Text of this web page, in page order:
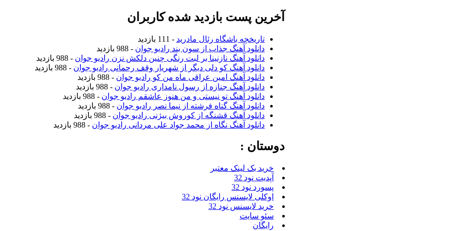
آخرین پست بازدید شده کاربران
تاریخچه باشگاه رئال مادرید - 111 بازدید
دانلود آهنگ جذاب از سون بند رادیو جوان - 988 بازدید
دانلود آهنگ نازنینا بر لبت رنگی چنین دلکش نزن رادیو جوان - 988 بازدید
دانلود آهنگ کو دلی دیگر از شهریار وقف رحمانی رادیو جوان - 988 بازدید
دانلود آهنگ امین عراقی ماه من کو رادیو جوان - 988 بازدید
دانلود آهنگ جنازه از رسول نامداری رادیو جوان - 988 بازدید
دانلود آهنگ تو نیستی و من هنوز عاشقم رادیو جوان - 988 بازدید
دانلود آهنگ گناه فرشته از نیما نصر رادیو جوان - 988 بازدید
دانلود آهنگ قشنگه از کوروش بیژنی رادیو جوان - 988 بازدید
دانلود آهنگ نگاه از محمد جواد علی مردانی رادیو جوان - 988 بازدید
دوستان :
خرید بک لینک معتبر
آپدیت نود 32
پسورد نود 32
اوکلی لایسنس رایگان نود 32
خرید لایسنس نود 32
سئو سایت
رایگان